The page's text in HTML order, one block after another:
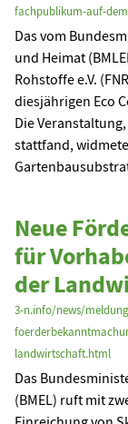
fachpublikum-auf-
Das vom
und Heimat
Rohstoffe e.V.
diesjährigen Eco
Die
stattfand,
Neue
für
der
3-n.info/news/
landwirtschaft.html
Das
(BMEL) ruft mit